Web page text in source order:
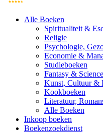
Alle Boeken
Spiritualiteit &
Religie
Psychologie,
Economie &
Studieboeken
Fantasy &
Kunst, Cultuur &
Kookboeken
Literatuur,
Alle Boeken
Inkoop boeken
Boekenzoekdienst